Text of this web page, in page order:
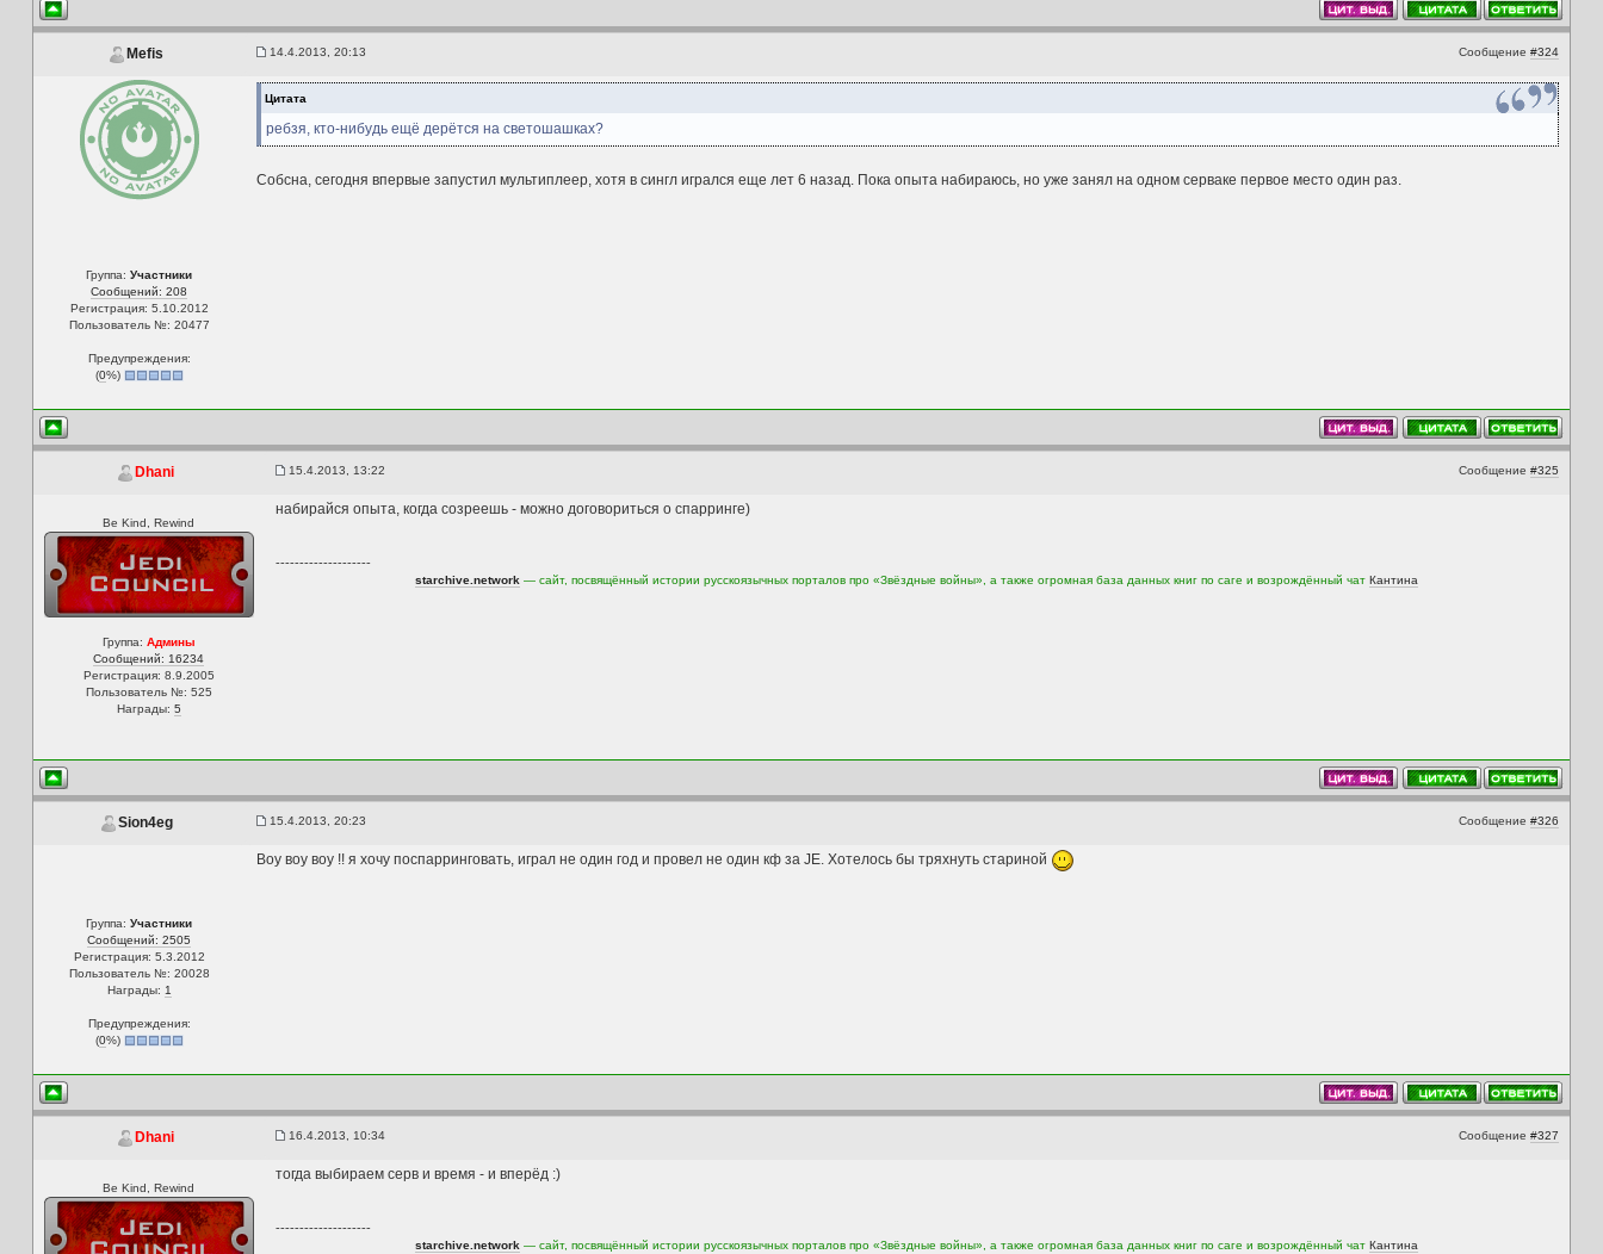
Mefis 14.4.2013, 20:13 Сообщение #324
Группа:Участники
Сообщений: 208
Регистрация: 5.10.2012
Пользователь №: 20477
Предупреждения:
(0%)
Цитата
ребзя, кто-нибудь ещё дерётся на светошашках?
Собсна, сегодня впервые запустил мультиплеер, хотя в сингл игрался еще лет 6 назад. Пока опыта набираюсь, но уже занял на одном серваке первое место один раз.
Dhani 15.4.2013, 13:22 Сообщение #325
Be Kind, Rewind
Группа: Админы
Сообщений: 16234
Регистрация: 8.9.2005
Пользователь №: 525
Награды: 5
набирайся опыта, когда созреешь - можно договориться о спарринге)
--------------------
starchive.network — сайт, посвящённый истории русскоязычных порталов про «Звёздные войны», а также огромная база данных книг по саге и возрождённый чатКантина
Sion4eg 15.4.2013, 20:23 Сообщение #326
Группа:Участники
Сообщений: 2505
Регистрация: 5.3.2012
Пользователь №: 20028
Награды: 1
Предупреждения:
(0%)
Воу воу воу !! я хочу поспарринговать, играл не один год и провел не один кф за JE. Хотелось бы тряхнуть стариной
Dhani 16.4.2013, 10:34 Сообщение #327
Be Kind, Rewind
тогда выбираем серв и время - и вперёд :)
--------------------
starchive.network — сайт, посвящённый истории русскоязычных порталов про «Звёздные войны», а также огромная база данных книг по саге и возрождённый чатКантина